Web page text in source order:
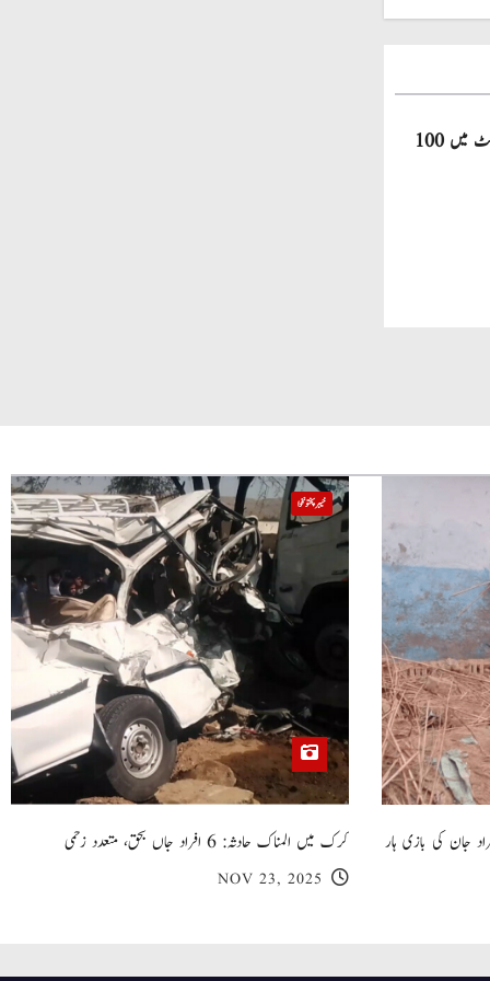
صاحبزادہ فرحان ایک سال میں ٹی ٹوئنٹی کرکٹ میں 100
گھر کی چھت گرنے کا سانحہ: 5 افراد جان کی بازی ہار
خیبر پختونخوا
کرک میں المناک حادثہ: 6 افراد جاں بحق، متعدد زخمی
NOV 23, 2025